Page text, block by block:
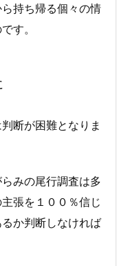
持ち帰る個々の情
す。
断が困難となりま
みの尾行調査は多
張を１００％信じ
か判断しなければ